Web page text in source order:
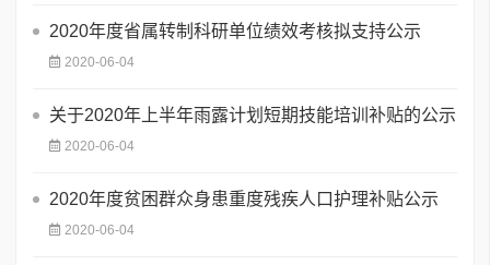
2020年度省属转制科研单位绩效考核拟支持公示
2020-06-04
关于2020年上半年雨露计划短期技能培训补贴的公示
2020-06-04
2020年度贫困群众身患重度残疾人口护理补贴公示
2020-06-04